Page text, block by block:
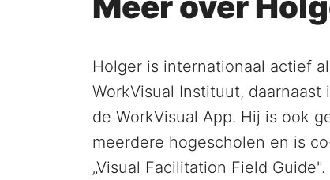
Holger is internationaal actief
WorkVisual Instituut, daarnaast
de WorkVisual App. Hij is ook
meerdere hogescholen en is
„Visual Facilitation Field Guide".